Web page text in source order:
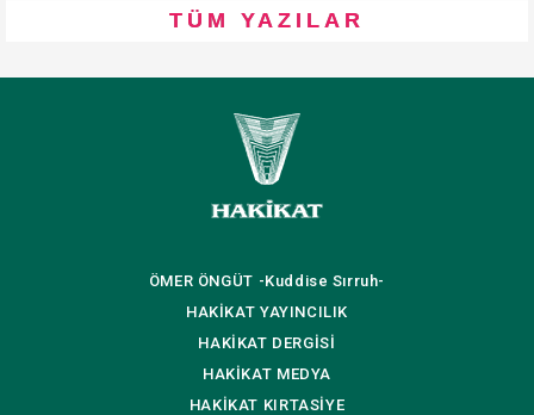
TÜM YAZILAR
ÖMER ÖNGÜT -Kuddise Sırruh-
HAKİKAT YAYINCILIK
HAKİKAT DERGİSİ
HAKİKAT MEDYA
HAKİKAT KIRTASİYE